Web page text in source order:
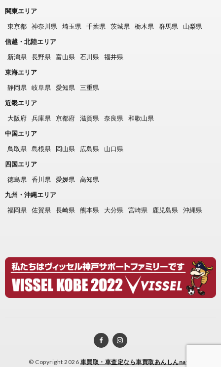
関東エリア
東京都
神奈川県 埼玉県 千葉県 茨城県 栃木県 群馬県
山梨県
信越・北陸エリア
新潟県
長野県 富山県 石川県
福井県
東海エリア
静岡県
岐阜県 愛知県
三重県
近畿エリア
大阪府
兵庫県 京都府 滋賀県 奈良県
和歌山県
中国エリア
鳥取県
島根県 岡山県 広島県
山口県
四国エリア
徳島県
香川県 愛媛県
高知県
九州・沖縄エリア
福岡県
佐賀県 長崎県 熊本県 大分県 宮崎県 鹿児島県 沖縄県
© Copyright 2026 車買取・車査定なら車買取あんしんnavi